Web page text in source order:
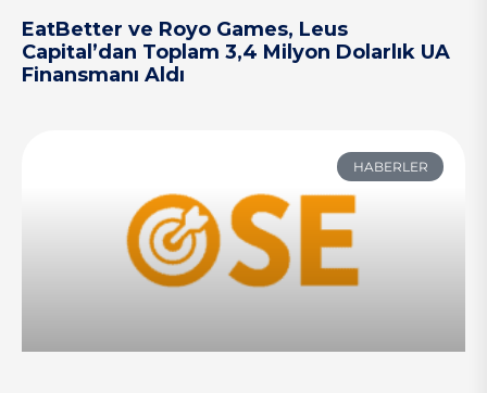
EatBetter ve Royo Games, Leus
Capital’dan Toplam 3,4 Milyon Dolarlık UA
Finansmanı Aldı
HABERLER